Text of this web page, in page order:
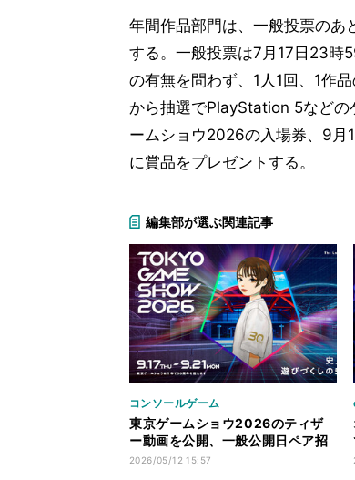
年間作品部門は、一般投票のあ
する。一般投票は7月17日23時
の有無を問わず、1人1回、1作
から抽選でPlayStation 5などの
ームショウ2026の入場券、9月
に賞品をプレゼントする。
編集部が選ぶ関連記事
コンソールゲーム
東京ゲームショウ2026のティザ
ー動画を公開、一般公開日ペア招
待券が当たるキャンペーンも
2026/05/12 15:57